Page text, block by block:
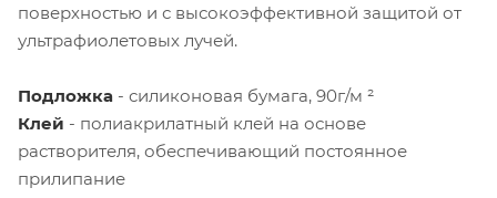
поверхностью и с высокоэффективной защитой от
ультрафиолетовых лучей.
Подложка - силиконовая бумага, 90г/м ²
Клей - полиакрилатный клей на основе
растворителя, обеспечивающий постоянное
прилипание